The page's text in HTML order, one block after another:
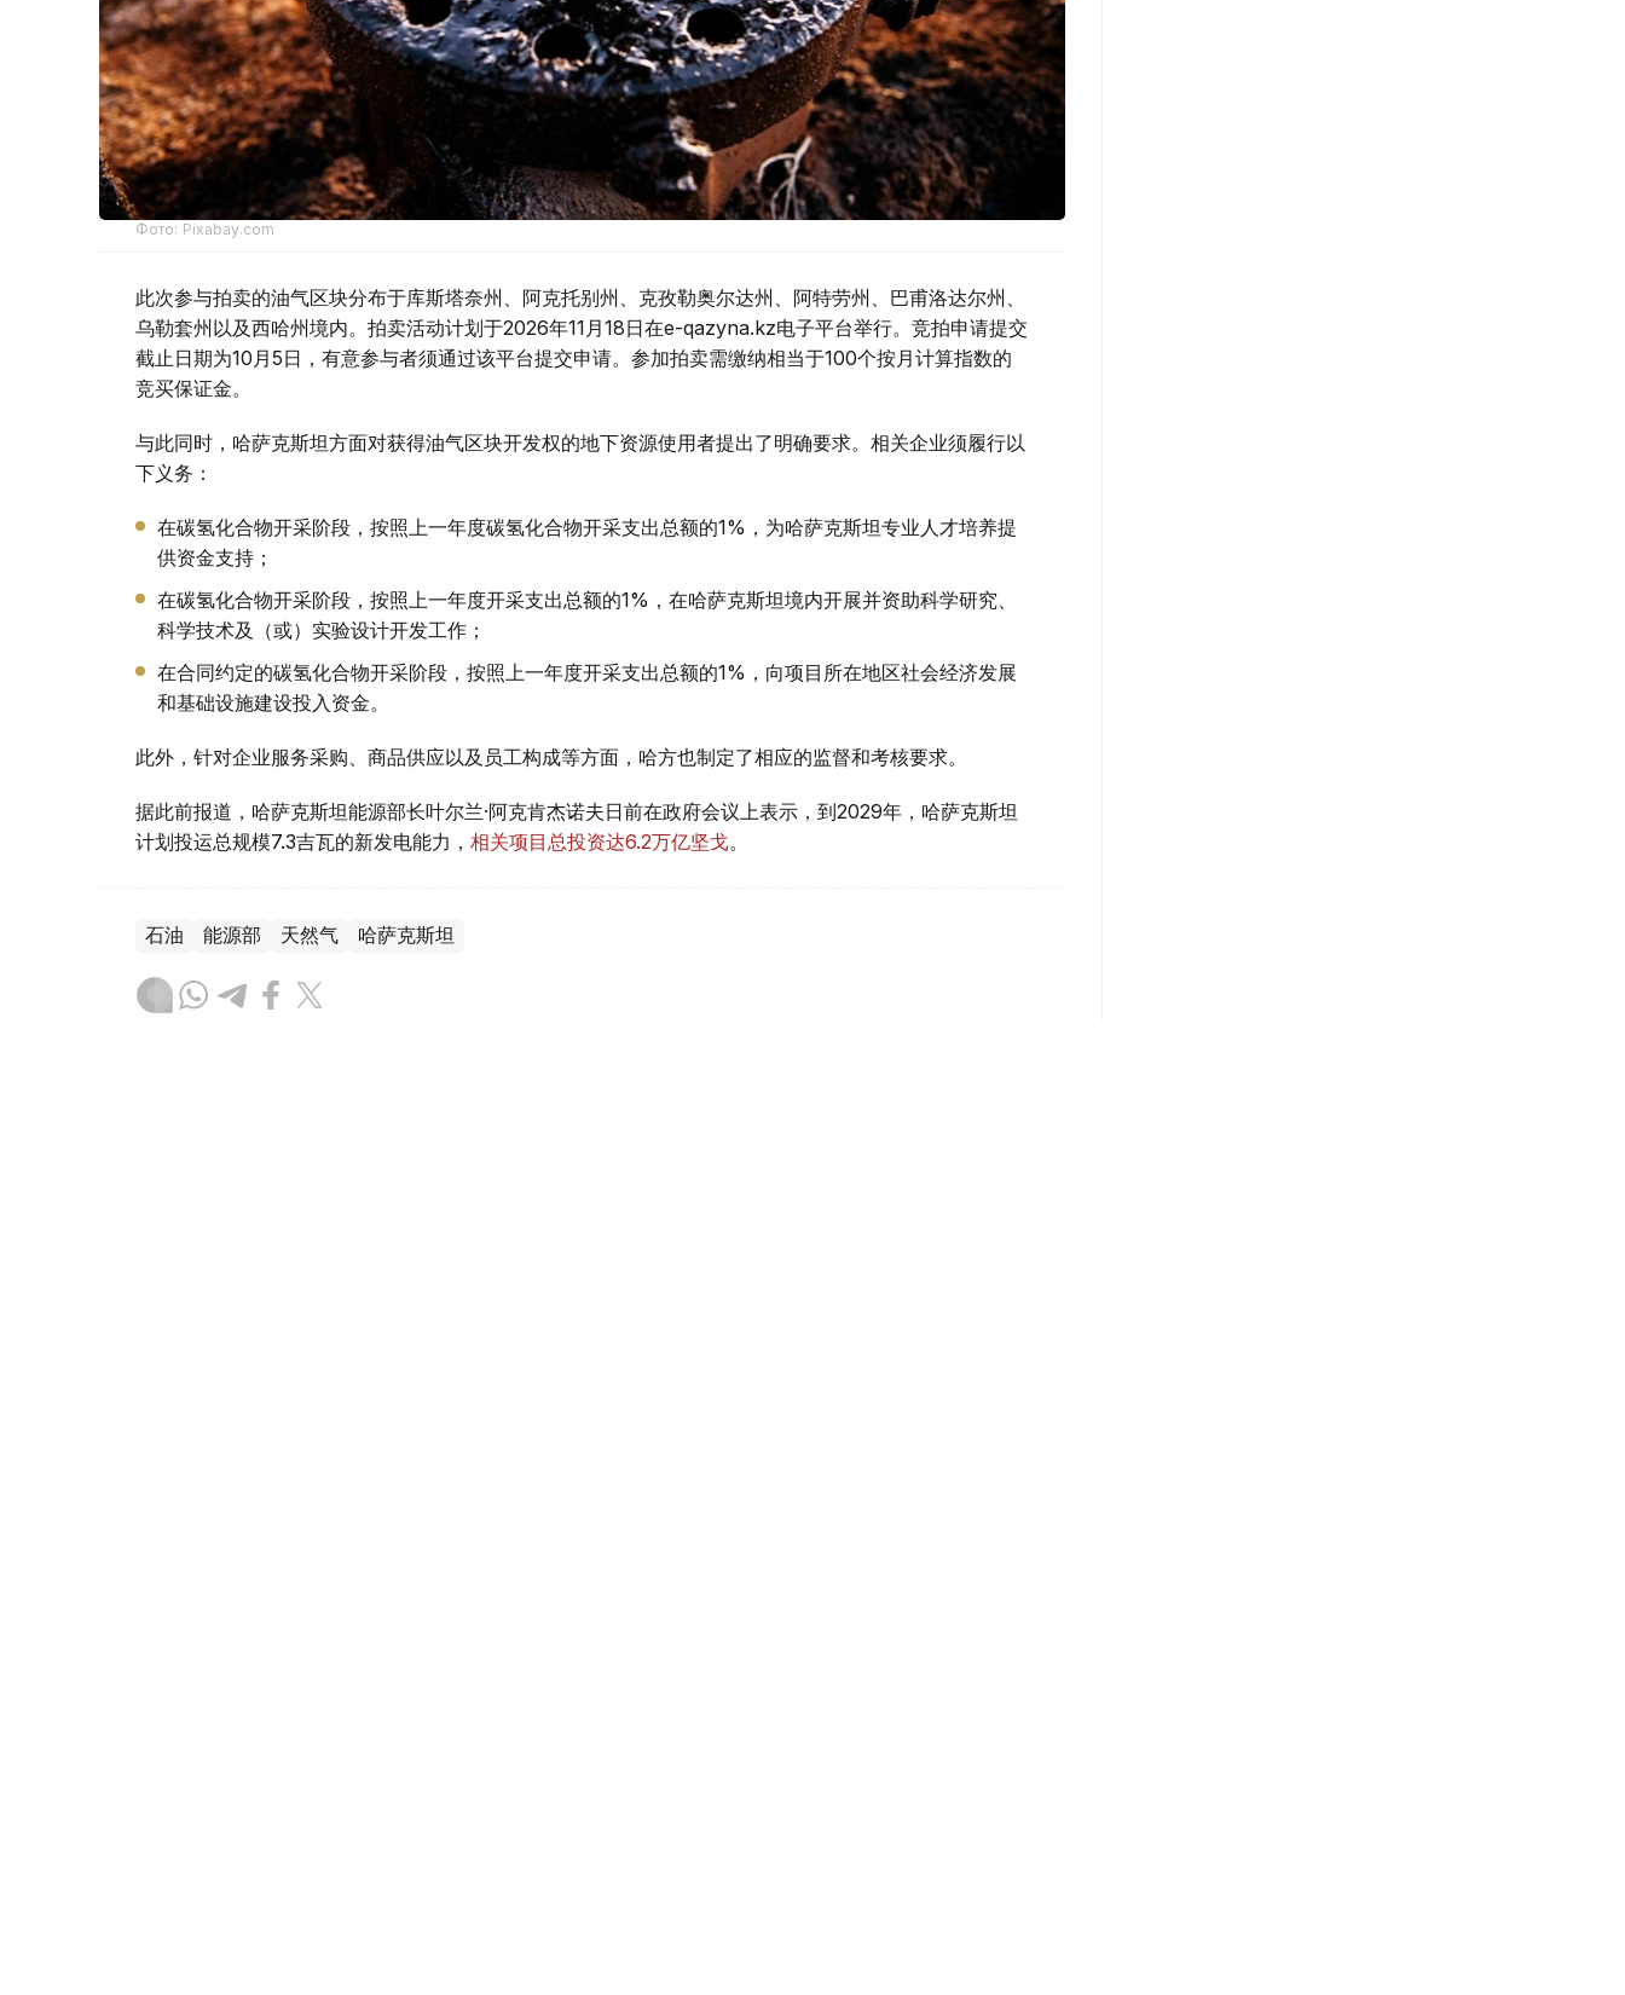
Фото: Pixabay.com
此次参与拍卖的油气区块分布于库斯塔奈州、阿克托别州、克孜勒奥尔达州、阿特劳州、巴甫洛达尔州、
乌勒套州以及西哈州境内。拍卖活动计划于2026年11月18日在e-qazyna.kz电子平台举行。竞拍申请提交
截止日期为10月5日，有意参与者须通过该平台提交申请。参加拍卖需缴纳相当于100个按月计算指数的
竞买保证金。
与此同时，哈萨克斯坦方面对获得油气区块开发权的地下资源使用者提出了明确要求。相关企业须履行以
下义务：
在碳氢化合物开采阶段，按照上一年度碳氢化合物开采支出总额的1%，为哈萨克斯坦专业人才培养提
供资金支持；
在碳氢化合物开采阶段，按照上一年度开采支出总额的1%，在哈萨克斯坦境内开展并资助科学研究、
科学技术及（或）实验设计开发工作；
在合同约定的碳氢化合物开采阶段，按照上一年度开采支出总额的1%，向项目所在地区社会经济发展
和基础设施建设投入资金。
此外，针对企业服务采购、商品供应以及员工构成等方面，哈方也制定了相应的监督和考核要求。
据此前报道，哈萨克斯坦能源部长叶尔兰·阿克肯杰诺夫日前在政府会议上表示，到2029年，哈萨克斯坦
计划投运总规模7.3吉瓦的新发电能力， 相关项目总投资达6.2万亿坚戈。
石油 能源部 天然气 哈萨克斯坦